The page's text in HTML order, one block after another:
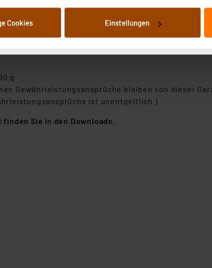
von Informationen auf Ihrem gerät (§25 Abs.1 TTDSG)
die nachfolgend dargestellten bzw. die von Ihnen
detaillierte Auflistung der einzelnen Cookies nach Zweck
Einstellungen“ abrufbar. Sie können die Verwendung nicht
Ihre erteilte Zustimmung können Sie jederzeit unter
Die Rechtmäßigkeit der Speicherung, Abrufung und
bis zum Zeitpunkt des Widerrufs bleibt hiervon unberührt.
Einstellungen nicht längerfristig gespeichert werden und
personenbezogene Daten in den USA. Ihre
Cookies Einstellungen
Kippschalter (Ein/Aus)
g
Gewährleistungsansprüche bleiben von dieser
ist unentgeltlich.)
Sie in den Downloads.